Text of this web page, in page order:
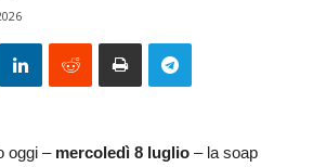
oggi – mercoledì 8 luglio – la soap